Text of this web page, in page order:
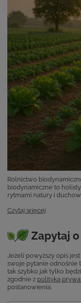
Rolnictwo
biodynamiczne to
rytmami natury i
Czytaj więcej
Zapytaj
Jeżeli powyższy opis
swoje pytanie odnośnie
tak szybko jak tylko
zgodnie z polityką
postanowienia.